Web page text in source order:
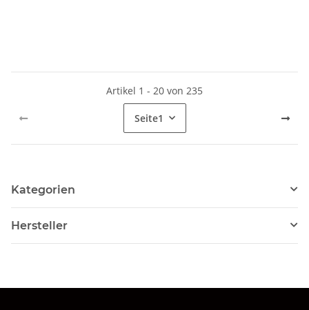
Artikel 1 - 20 von 235
Seite1
Kategorien
Hersteller